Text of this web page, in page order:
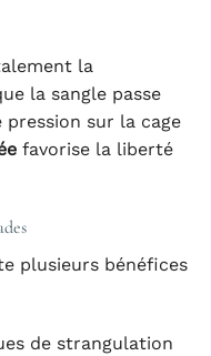
la
la sangle passe
sur la cage
favorise la liberté
plusieurs bénéfices
de strangulation